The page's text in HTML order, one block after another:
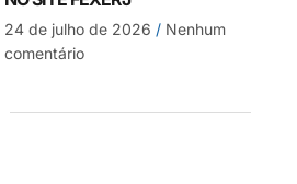
24 de julho de 2026 Nenhum
comentário